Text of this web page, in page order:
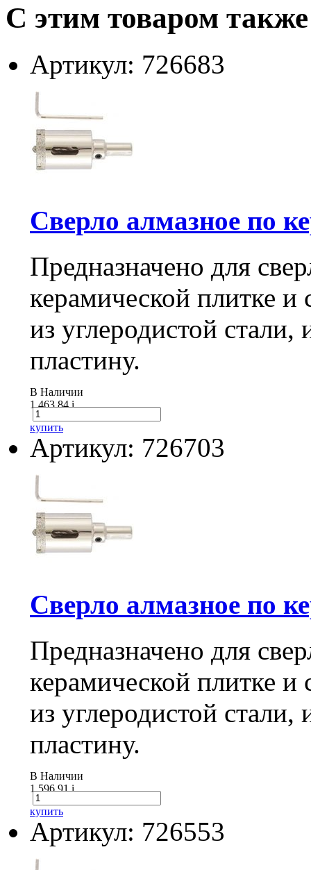
С этим товаром
Артикул: 726683
Сверло алмазное по
Предназначено для
керамической плитке и
из углеродистой
пластину.
В Наличии
1 463.84i
купить
Артикул: 726703
Сверло алмазное по
Предназначено для
керамической плитке и
из углеродистой
пластину.
В Наличии
1 596.91i
купить
Артикул: 726553